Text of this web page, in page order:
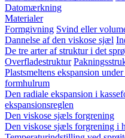
Datomærkning
Materialer
Formgivning Svind eller
Dannelse af den viskose sjæl
De tre arter af struktur i det
Overfladestruktur
Plastsmeltens ekspansion
formhulrum
Den radiale ekspansion i
ekspansionsreglen
Den viskose sjæls forgrening
Den viskose sjæls forgrening i